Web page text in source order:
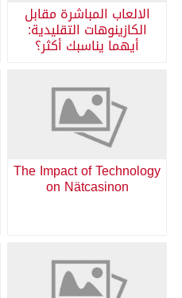
الالعاب المباشرة مقابل
الكازينوهات التقليدية:
أيهما يناسبك أكثر؟
The Impact of Technology
on Nätcasinon